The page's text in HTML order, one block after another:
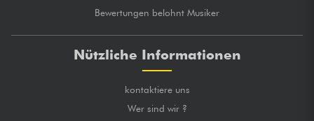
Bewertungen belohnt Musiker
Nützliche Informationen
kontaktiere uns
Wer sind wir ?